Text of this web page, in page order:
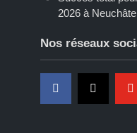
2026 à
Nos réseaux